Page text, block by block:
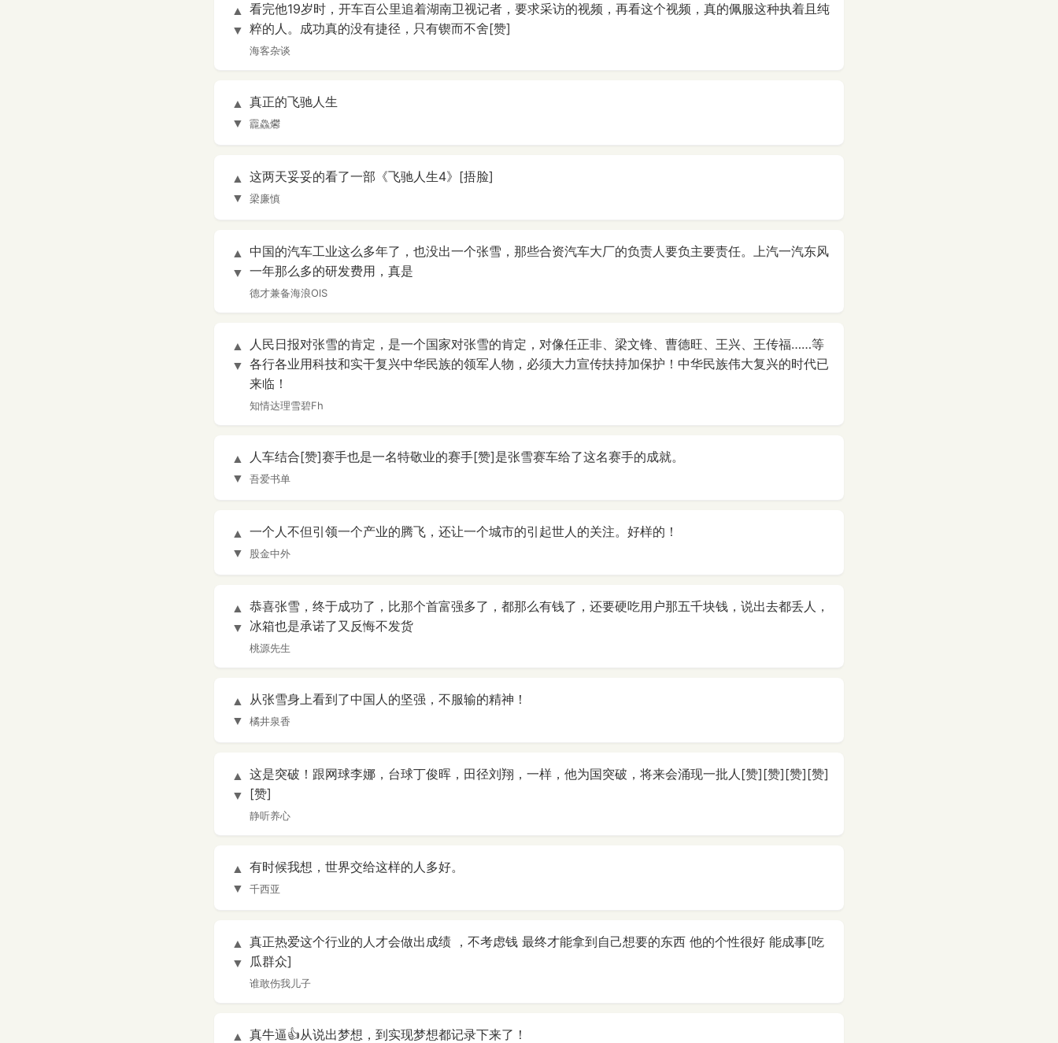
▲
▼
看完他19岁时，开车百公里追着湖南卫视记者，要求采访的视频，再看这个视频，真的佩服这种执着且纯
粹的人。成功真的没有捷径，只有锲而不舍[赞]
海客杂谈
▲
▼
真正的飞驰人生
龗鱻爩
▲
▼
这两天妥妥的看了一部《飞驰人生4》[捂脸]
梁廉慎
▲
▼
中国的汽车工业这么多年了，也没出一个张雪，那些合资汽车大厂的负责人要负主要责任。上汽一汽东风
一年那么多的研发费用，真是
德才兼备海浪OlS
▲
▼
人民日报对张雪的肯定，是一个国家对张雪的肯定，对像任正非、梁文锋、曹德旺、王兴、王传福……等
各行各业用科技和实干复兴中华民族的领军人物，必须大力宣传扶持加保护！中华民族伟大复兴的时代已
来临！
知情达理雪碧Fh
▲
▼
人车结合[赞]赛手也是一名特敬业的赛手[赞]是张雪赛车给了这名赛手的成就。
吾爱书单
▲
▼
一个人不但引领一个产业的腾飞，还让一个城市的引起世人的关注。好样的！
股金中外
▲
▼
恭喜张雪，终于成功了，比那个首富强多了，都那么有钱了，还要硬吃用户那五千块钱，说出去都丢人，
冰箱也是承诺了又反悔不发货
桃源先生
▲
▼
从张雪身上看到了中国人的坚强，不服输的精神！
橘井泉香
▲
▼
这是突破！跟网球李娜，台球丁俊晖，田径刘翔，一样，他为国突破，将来会涌现一批人[赞][赞][赞][赞]
[赞]
静听养心
▲
▼
有时候我想，世界交给这样的人多好。
千西亚
▲
▼
真正热爱这个行业的人才会做出成绩 ，不考虑钱 最终才能拿到自己想要的东西 他的个性很好 能成事[吃
瓜群众]
谁敢伤我儿子
▲ 真牛逼👍从说出梦想，到实现梦想都记录下来了！